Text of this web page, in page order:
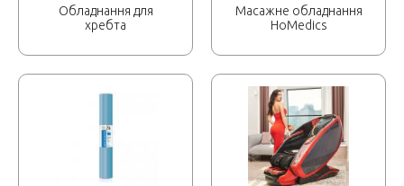
Обладнання для
хребта
Масажне обладнання
HoMedics